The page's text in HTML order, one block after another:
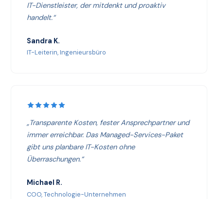
IT-Dienstleister, der mitdenkt und proaktiv
handelt.“
Sandra K.
IT-Leiterin, Ingenieursbüro
„Transparente Kosten, fester Ansprechpartner und
immer erreichbar. Das Managed-Services-Paket
gibt uns planbare IT-Kosten ohne
Überraschungen.“
Michael R.
COO, Technologie-Unternehmen